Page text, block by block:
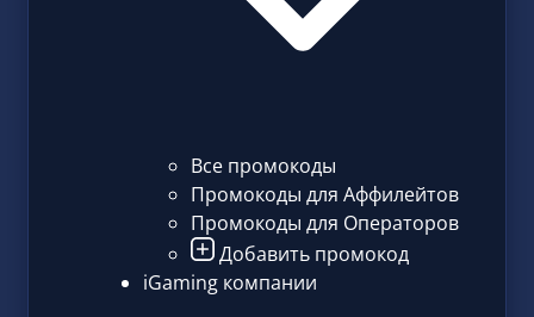
Все промокоды
Промокоды для Аффилейтов
Промокоды для Операторов
Добавить промокод
iGaming компании